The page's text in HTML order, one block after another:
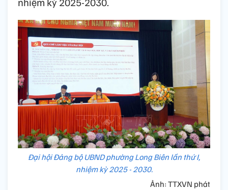
Đại hội Đảng bộ UBND phường Long Biên lần thứ I,
nhiệm kỳ 2025 - 2030.
Ảnh: TTXVN phát